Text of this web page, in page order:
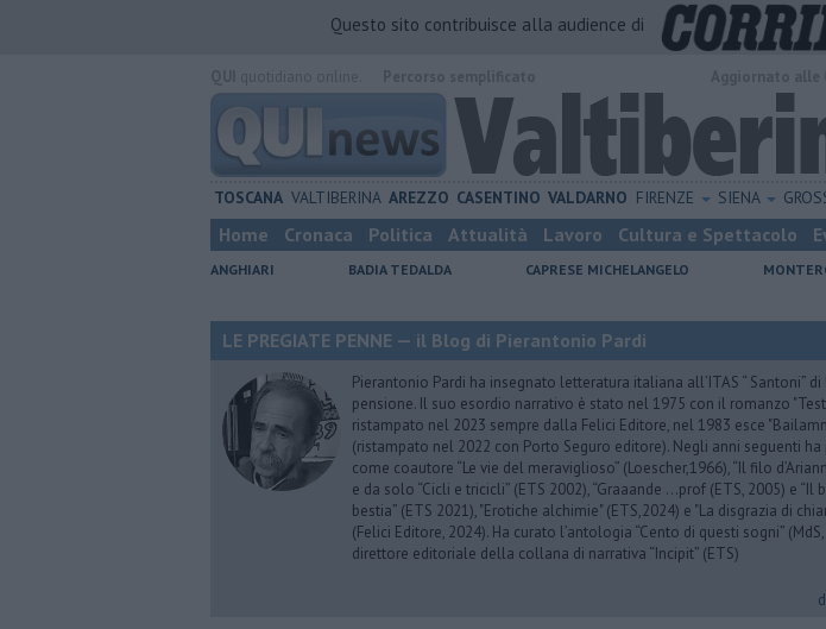
Questo sito contribuisce alla audience di
TOSCANA VALTIBERINA AREZZO CASENTINO VALDARNO FIRENZE SIENA
Home Cronaca Politica Attualità Lavoro Cultura e Spettacolo
ANGHIARI BADIA TEDALDA CAPRESE MICHELANGELO
LE PREGIATE PENNE — il Blog di Pierantonio Pardi
Pierantonio Pardi ha insegnato letteratura italiana all’ITAS “ Santoni”
pensione. Il suo esordio narrativo è stato nel 1975 con il romanzo
ristampato nel 2023 sempre dalla Felici Editore, nel 1983 esce
(ristampato nel 2022 con Porto Seguro editore). Negli anni seguenti
come coautore “Le vie del meraviglioso” (Loescher,1966), “Il filo
e da solo “Cicli e tricicli” (ETS 2002), “Graaande …prof (ETS, 2005) e “Il
bestia” (ETS 2021), "Erotiche alchimie" (ETS,2024) e "La disgrazia di
(Felici Editore, 2024). Ha curato l’antologia “Cento di questi sogni”
direttore editoriale della collana di narrativa “Incipit” (ETS)